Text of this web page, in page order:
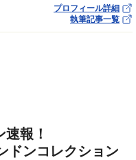
プロフィール詳細
執筆記事一覧
報！
ドンコレクション